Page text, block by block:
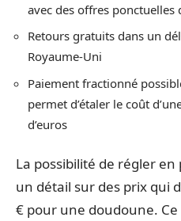
avec des offres ponctuelles
Retours gratuits dans un
Royaume-Uni
Paiement fractionné
permet d’étaler le coût
d’euros
La possibilité de régler en
un détail sur des prix qui
€ pour une doudoune.